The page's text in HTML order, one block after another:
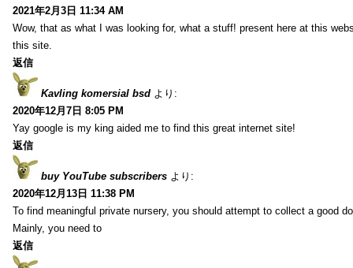
2021年2月3日 11:34 AM
Wow, that as what I was looking for, what a stuff! present here at this
this site.
返信
Kavling komersial bsd より:
2020年12月7日 8:05 PM
Yay google is my king aided me to find this great internet site!
返信
buy YouTube subscribers より:
2020年12月13日 11:38 PM
To find meaningful private nursery, you should attempt to collect a good
Mainly, you need to
返信